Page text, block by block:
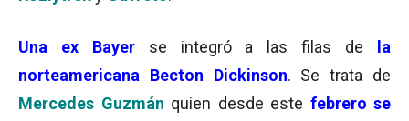
Una ex Bayerse integró a las filas de
la
norteamericana Becton Dickinson. Se trata de
Mercedes Guzmán quien desde este febrero se